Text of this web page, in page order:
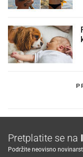
Pretplatite se na
Podržite neovisno